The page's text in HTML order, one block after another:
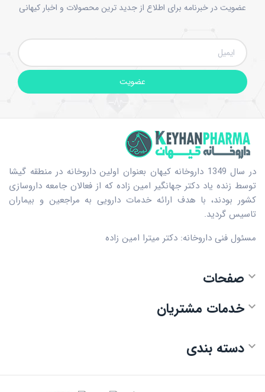
عضویت در خبرنامه برای اطلاع از جدید ترین محصولات و اخبار کیهانی
عضویت
در سال 1349 داروخانه کیهان بعنوان اولین داروخانه در منطقه گیشا
توسط زنده یاد دکتر جهانگیر امین زاده که از فعالان جامعه داروسازی
کشور بودند، با هدف ارائه خدمات دارویی به مراجعین و بیماران
تاسیس گردید.
مسئول فنی داروخانه: دکتر میترا امین زاده
صفحات 
خدمات مشتریان 
دسته بندی 